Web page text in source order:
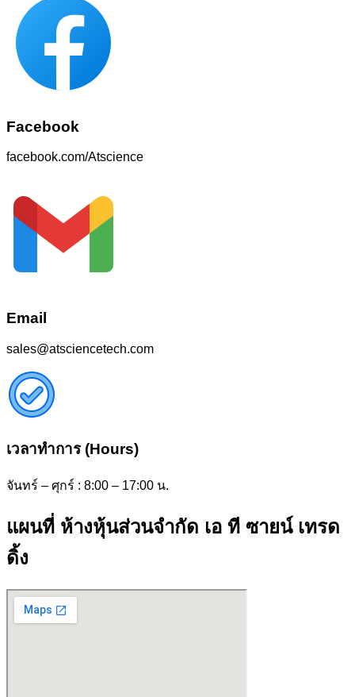
Facebook
facebook.com/Atscience
Email
sales@atsciencetech.com
เวลาทำการ (Hours)
จันทร์ – ศุกร์ : 8:00 – 17:00 น.
แผนที่ ห้างหุ้นส่วนจำกัด เอ ที ซายน์ เทรด
ดิ้ง